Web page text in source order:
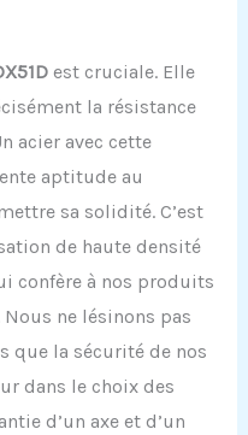
est cruciale. Elle
la résistance
acier avec cette
aptitude au
sa solidité. C’est
de haute densité
confère à nos produits
ne lésinons pas
que la sécurité de nos
dans le choix des
d’un axe et d’un